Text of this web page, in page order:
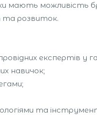
мають можливість
та розвиток.
експертів у
навичок;
та